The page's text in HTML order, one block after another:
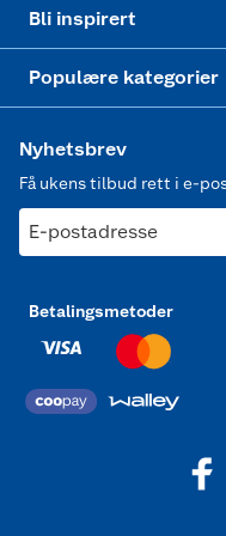
Bli inspirert
Populære kategorier
Nyhetsbrev
Få ukens tilbud rett i e-
E-postadresse
Betalingsmetoder